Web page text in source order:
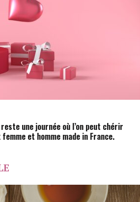
une journée où l’on peut chérir
et homme made in France.